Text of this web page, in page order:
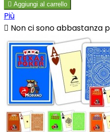
 Aggiungi al carrello
Più
 Non ci sono abbastanza